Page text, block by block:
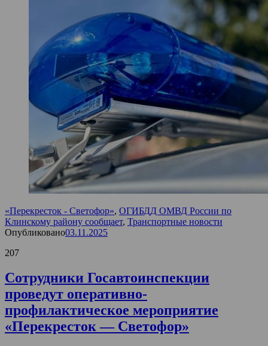
«Перекресток - Светофор», ОГИБДД ОМВД России по
Клинскому району сообщает, Транспортные новости
Опубликовано03.11.2025
207
Сотрудники Госавтоинспекции
проведут оперативно-
профилактическое мероприятие
«Перекресток — Светофор»